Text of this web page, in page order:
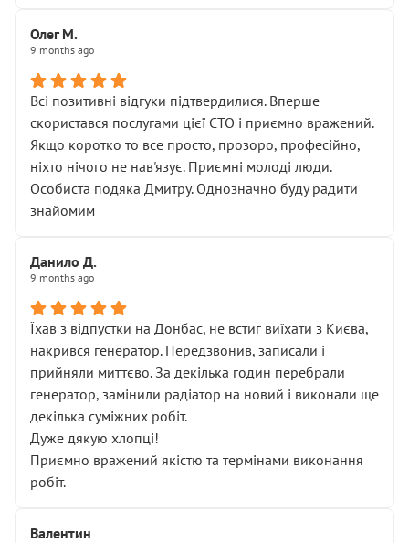
Олег М.
9 months ago
Всі позитивні відгуки підтвердилися. Вперше
скористався послугами цієї СТО і приємно вражений.
Якщо коротко то все просто, прозоро, професійно,
ніхто нічого не нав'язує. Приємні молоді люди.
Особиста подяка Дмитру. Однозначно буду радити
знайомим
Данило Д.
9 months ago
Їхав з відпустки на Донбас, не встиг виїхати з Києва,
накрився генератор. Передзвонив, записали і
прийняли миттєво. За декілька годин перебрали
генератор, замінили радіатор на новий і виконали ще
декілька суміжних робіт.
Дуже дякую хлопці!
Приємно вражений якістю та термінами виконання
робіт.
Валентин